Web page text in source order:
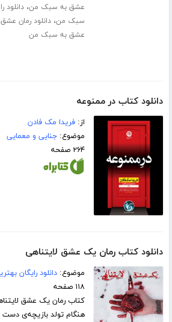
عشق به سبک من،دانلود
سبک من،دانلود رمان
عشق به سبک من
دانلود کتاب در ممنوعه
از:فریدا مک فادن
موضوع:جنایی و معمایی
۲۶۴ صفحه
دانلود کتاب رمان یک عشق لایتناهی
موضوع:دانلود رایگان
۱۱۸ صفحه
کتاب رمان یک عشق
هنگام تولد بازیچه‌ی